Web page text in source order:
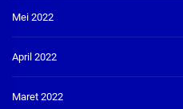
Mei 2022
April 2022
Maret 2022